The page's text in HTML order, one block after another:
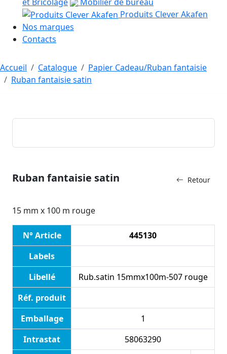
Produits Clever Akafen
Nos marques
Contacts
Accueil Catalogue
Papier Cadeau/Ruban fantaisie
Ruban fantaisie satin
Retour
Ruban fantaisie satin
15 mm x 100 m rouge
N° Article
445130
Labels
Libellé
Rub.satin 15mmx100m-507 rouge
Réf. produit
Emballage
1
Intrastat
58063290